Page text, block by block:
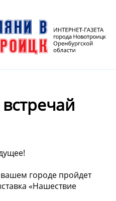
городе пройдет
«Нашествие